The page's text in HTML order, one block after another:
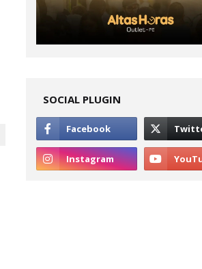
SOCIAL PLUGIN